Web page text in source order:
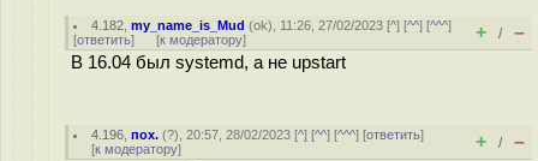
4.182 ,my_name_is_Mud (ok), 11:26, 27/02/2023 [^] [^^] [^^^]
[ответить] [к модератору] + / –
В 16.04 был systemd, а не upstart
4.196 ,пох. (?), 20:57, 28/02/2023 [^] [^^] [^^^] [ответить]
[к модератору] + / –